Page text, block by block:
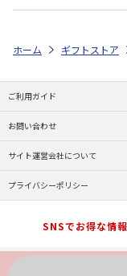
ホーム ギフトストア
ご利用ガイド
お問い合わせ
サイト運営会社について
プライバシーポリシー
SNSでお得な情